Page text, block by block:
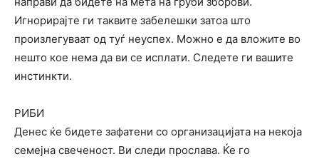
Игнорирајте ги таквите забелешки затоа што
произлегуваат од туѓ неуспех. Можно е да вложите во
нешто кое нема да ви се исплати. Следете ги вашите
инстинкти.
РИБИ
Денес ќе бидете зафатени со организацијата на некоја
семејна свеченост. Ви следи прослава. Ќе го